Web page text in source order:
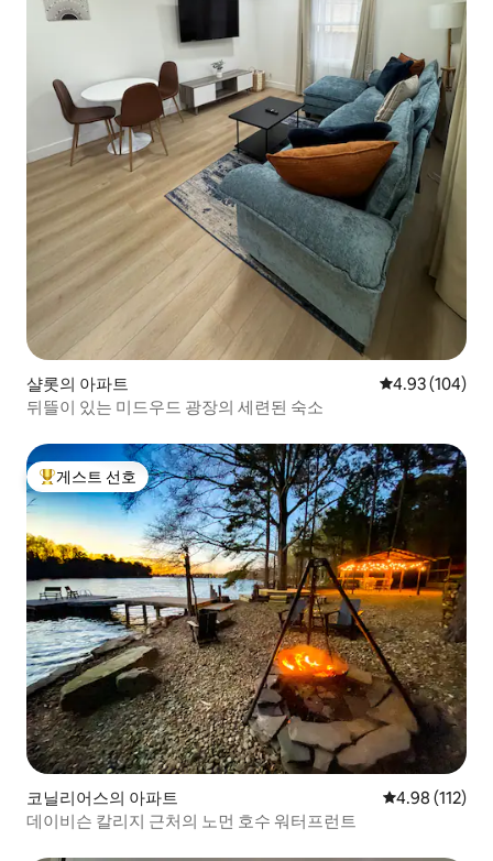
샬롯의 아파트 평점 4.93점(5
4.93 (104)
뒤뜰이 있는 미드우드 광장의 세련된 숙소
상위 게스트 선호
게스트 선호
코닐리어스의 아파트 평점 4.98점(5
4.98 (112)
데이비슨 칼리지 근처의 노먼 호수 워터프런트